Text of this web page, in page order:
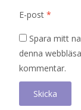
E-post *
Spara mitt
denna
kommentar.